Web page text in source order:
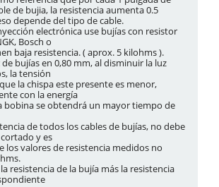
de bujia, la resistencia aumenta 0.5
depende del tipo de cable.
electrónica use bujías con resistor
Bosch o
baja resistencia. ( aprox. 5 kilohms ).
bujías en 0,80 mm, al disminuir la luz
la tensión
la chispa este presente es menor,
con la energía
bobina se obtendrá un mayor tiempo de
de todos los cables de bujías, no debe
y es
los valores de resistencia medidos no
resistencia de la bujía más la resistencia